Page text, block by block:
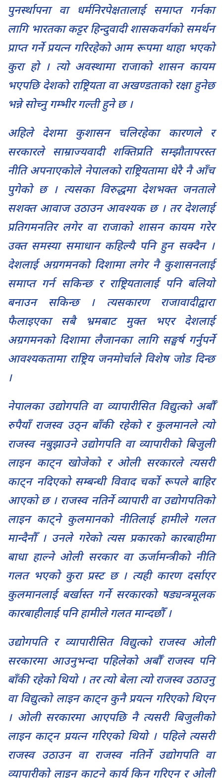
पुनर्स्थापना वा धर्मनिरपेक्षतालाई समाप्त गर्नका
लागि भारतका कट्टर हिन्दुवादी शासकवर्गको समर्थन
प्राप्त गर्ने प्रयत्न गरिरहेको आम रूपमा थाहा भएको
कुरा हो । त्यो अवस्थामा राजाको शासन कायम
भएपछि देशको राष्ट्रियता वा अखण्डताको रक्षा हुनेछ
भन्ने सोच्नु गम्भीर गल्ती हुने छ ।
अहिले देशमा कुशासन चलिरहेका कारणले र
सरकारले साम्राज्यवादी शक्तिप्रति सम्झौतापरस्त
नीति अपनाएकोले नेपालको राष्ट्रियतामा धेरै नै आँच
पुगेको छ । त्यसका विरुद्धमा देशभक्त जनताले
सशक्त आवाज उठाउन आवश्यक छ । तर देशलाई
प्रतिगमनतिर लगेर वा राजाको शासन कायम गरेर
उक्त समस्या समाधान कहिल्यै पनि हुन सक्दैन ।
देशलाई अग्रगमनको दिशामा लगेर नै कुशासनलाई
समाप्त गर्न सकिन्छ र राष्ट्रियतालाई पनि बलियो
बनाउन सकिन्छ । त्यसकारण राजावादीद्वारा
फैलाइएका सबै भ्रमबाट मुक्त भएर देशलाई
अग्रगमनको दिशामा लैजानका लागि सङ्घर्ष गर्नुपर्ने
आवश्यकतामा राष्ट्रिय जनमोर्चाले विशेष जोड दिन्छ
।
नेपालका उद्योगपति वा व्यापारीसित विद्युत्को अर्बौँ
रुपैयाँ राजस्व उठ्न बाँकी रहेको र कुलमानले त्यो
राजस्व नबुझाउने उद्योगपति वा व्यापारीको बिजुली
लाइन काट्न खोजेको र ओली सरकारले त्यसरी
काट्न नदिएको सम्बन्धी विवाद चर्को रूपले बाहिर
आएको छ । राजस्व नतिर्ने व्यापारी वा उद्योगपतिको
लाइन काट्ने कुलमानको नीतिलाई हामीले गलत
मान्दैनौँ । उनले गरेको त्यस प्रकारको कारबाहीमा
बाधा हाल्ने ओली सरकार वा ऊर्जामन्त्रीको नीति
गलत भएको कुरा प्रस्ट छ । त्यही कारण दर्साएर
कुलमानलाई बर्खास्त गर्ने सरकारको षड्यन्त्रमूलक
कारबाहीलाई पनि हामीले गलत मान्दछौँ ।
उद्योगपति र व्यापारीसित विद्युत्को राजस्व ओली
सरकारमा आउनुभन्दा पहिलेको अर्बौँ राजस्व पनि
बाँकी रहेको थियो । तर त्यो बेला त्यो राजस्व उठाउनु
वा विद्युत्को लाइन काट्न कुनै प्रयत्न गरिएको थिएन
। ओली सरकारमा आएपछि नै त्यसरी बिजुलीको
लाइन काट्न प्रयत्न गरिएको थियो । पहिले त्यसरी
राजस्व उठाउन वा राजस्व नतिर्ने उद्योगपति वा
व्यापारीको लाइन काट्ने कार्य किन गरिएन र ओली